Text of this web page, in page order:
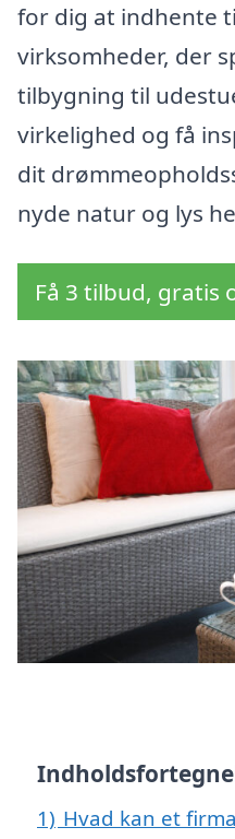
for dig at indhente
virksomheder, der
tilbygning til
virkelighed og få
dit
nyde natur og lys
Få 3 tilbud, gratis
1) Hvad kan et